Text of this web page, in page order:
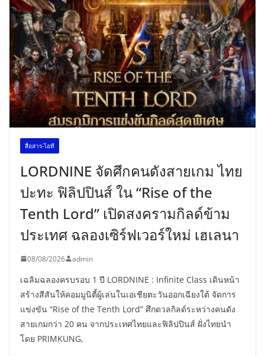
สื่อสาร-ไอที
LORDNINE จัดศึกคนดังสายเกม ไทย
ปะทะ ฟิลิปปินส์ ใน “Rise of the
Tenth Lord” เปิดสงครามกิลด์ข้าม
ประเทศ ฉลองเซิร์ฟเวอร์ใหม่ เฮเลนา
08/08/2026 admin
เฉลิมฉลองครบรอบ 1 ปี LORDNINE : Infinite Class เดินหน้า
สร้างสีสันให้คอมมูนิตี้ผู้เล่นในเอเชียตะวันออกเฉียงใต้ จัดการ
แข่งขัน “Rise of the Tenth Lord” ศึกดวลกิลด์ระหว่างคนดัง
สายเกมกว่า 20 คน จากประเทศไทยและฟิลิปปินส์ ฝั่งไทยนำ
โดย PRIMKUNG,